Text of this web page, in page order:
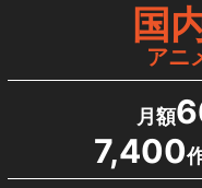
国
アニ
月額
7,400